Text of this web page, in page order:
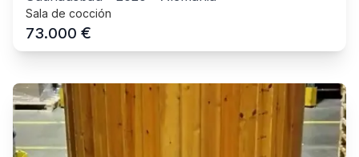
Sala de cocción
73.000 €